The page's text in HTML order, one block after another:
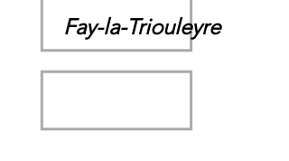
Fay-la-Triouleyre